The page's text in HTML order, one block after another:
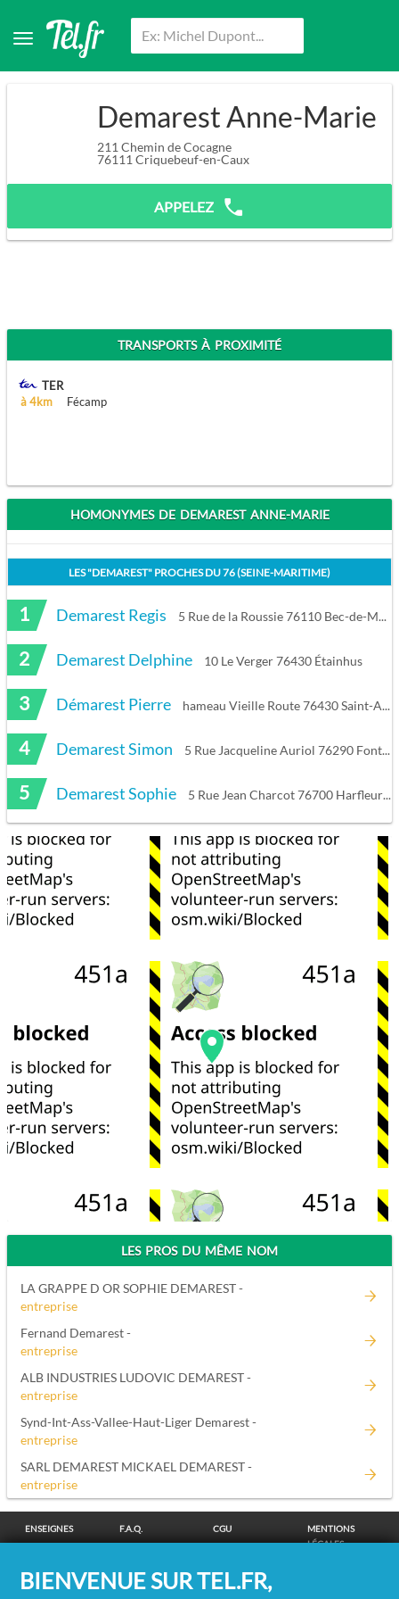
Demarest Anne-Marie
211 Chemin de Cocagne
76111Criquebeuf-en-Caux
APPELEZ
TRANSPORTS À PROXIMITÉ
TER
à 4km
Fécamp
HOMONYMES DE DEMAREST ANNE-MARIE
LES "DEMAREST" PROCHES DU76 (SEINE-MARITIME)
1 Demarest Regis 5 Rue de la Roussie 76110 Bec-de-Mortagne
2 Demarest Delphine 10 Le Verger 76430 Étainhus
3 Démarest Pierre hameau Vieille Route 76430 Saint-Aubin-Routot
4 Demarest Simon 5 Rue Jacqueline Auriol 76290 Fontaine-la-Mallet
5 Demarest Sophie 5 Rue Jean Charcot 76700 Harfleur
LES PROS DU MÊME NOM
LA GRAPPE D OR SOPHIE DEMAREST -
entreprise
Fernand Demarest -
entreprise
ALB INDUSTRIES LUDOVIC DEMAREST -
entreprise
Synd-Int-Ass-Vallee-Haut-Liger Demarest -
entreprise
SARL DEMAREST MICKAEL DEMAREST -
entreprise
ENSEIGNES F.A.Q. CGU
MENTIONS
LÉGALES
CONFIDENTIALITÉ
COOKIES
CHOIX
COOKIES
BIENVENUE SUR TEL.FR,